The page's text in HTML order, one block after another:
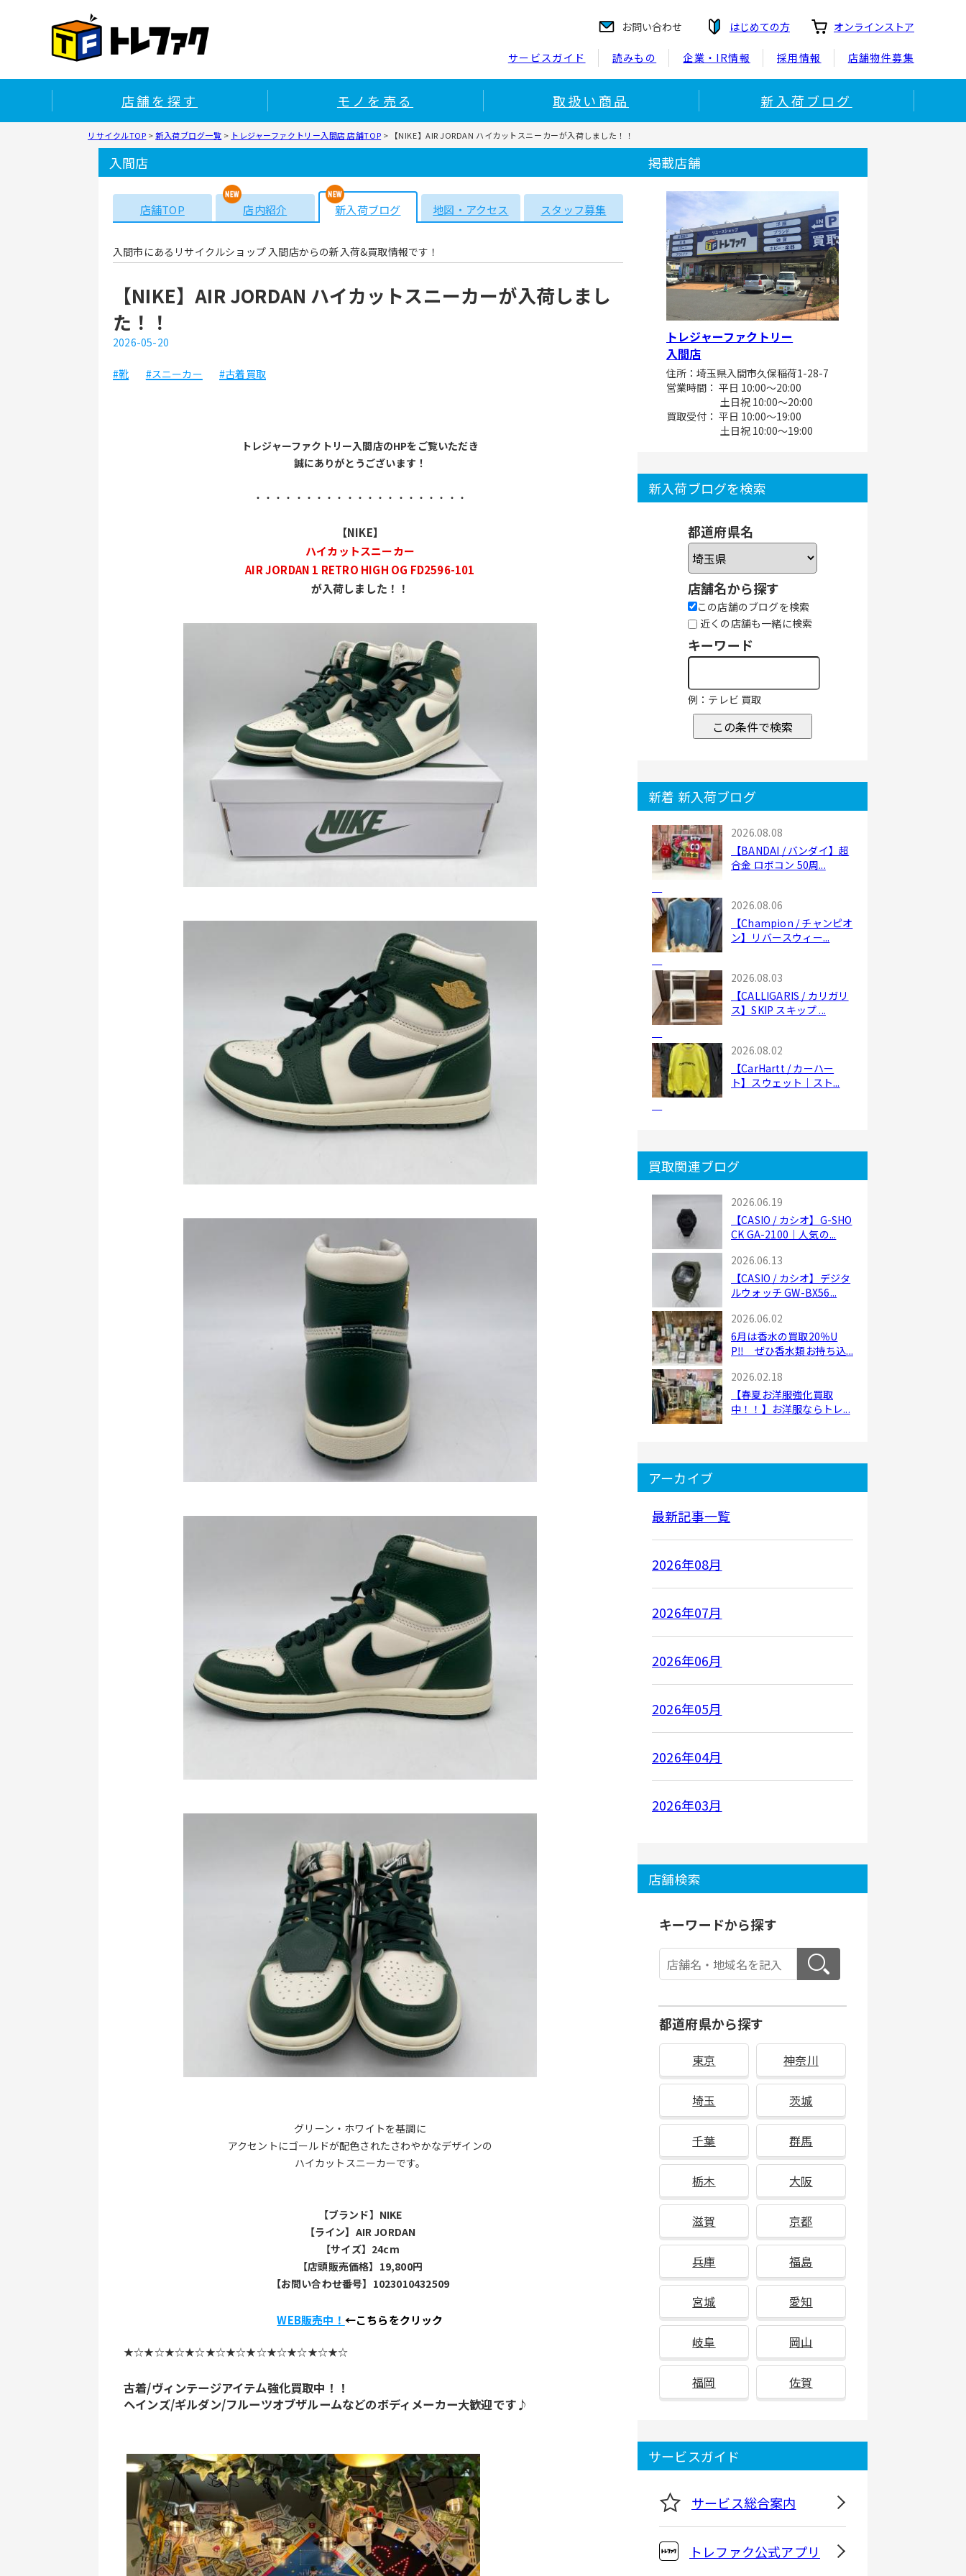
お問い合わせ はじめての方 オンラインストア
サービスガイド 読みもの 企業・IR情報 採用情報 店舗物件募集
店舗を探す モノを売る 取扱い商品 新入荷ブログ
リサイクルTOP >新入荷ブログ一覧 > トレジャーファクトリー入間店 店舗TOP > 【NIKE】AIR JORDAN ハイカットスニーカーが入荷しました！！
入間店
店舗TOP 店内紹介 新入荷ブログ 地図・アクセス スタッフ募集
入間市にあるリサイクルショップ 入間店からの新入荷&買取情報です！
【NIKE】AIR JORDAN ハイカットスニーカーが入荷しまし
た！！
2026-05-20
#靴 #スニーカー #古着買取
トレジャーファクトリー入間店のHPをご覧いただき
誠にありがとうございます！
・・・・・・・・・・・・・・・・・・・・・
【NIKE】
ハイカットスニーカー
AIR JORDAN 1 RETRO HIGH OG FD2596-101
が入荷しました！！
グリーン・ホワイトを基調に
アクセントにゴールドが配色されたさわやかなデザインの
ハイカットスニーカーです。
【ブランド】NIKE
【ライン】AIR JORDAN
【サイズ】24cm
【店頭販売価格】19,800円
【お問い合わせ番号】1023010432509
WEB販売中！ ←こちらをクリック
★☆★☆★☆★☆★☆★☆★☆★☆★☆★☆★☆
古着/ヴィンテージアイテム強化買取中！！
ヘインズ/ギルダン/フルーツオブザルームなどのボディメーカー大歓迎です♪
掲載店舗
トレジャーファクトリー
入間店
住所：埼玉県入間市久保稲荷1-28-7
営業時間： 平日 10:00～20:00
土日祝 10:00～20:00
買取受付： 平日 10:00～19:00
土日祝 10:00～19:00
新入荷ブログを検索
都道府県名
店舗名から探す
この店舗のブログを検索
近くの店舗も一緒に検索
キーワード
例：テレビ 買取
この条件で検索
新着 新入荷ブログ
2026.08.08
【BANDAI / バンダイ】超
合金 ロボコン 50周...
2026.08.06
【Champion / チャンピオ
ン】リバースウィー...
2026.08.03
【CALLIGARIS / カリガリ
ス】SKIP スキップ ...
2026.08.02
【CarHartt / カーハー
ト】スウェット｜スト...
買取関連ブログ
2026.06.19
【CASIO / カシオ】G-SHO
CK GA-2100｜人気の...
2026.06.13
【CASIO / カシオ】デジタ
ルウォッチ GW-BX56...
2026.06.02
6月は香水の買取20％U
P‼ ぜひ香水類お持ち込...
2026.02.18
【春夏お洋服強化買取
中！！】お洋服ならトレ...
アーカイブ
最新記事一覧
2026年08月
2026年07月
2026年06月
2026年05月
2026年04月
2026年03月
店舗検索
キーワードから探す
都道府県から探す
東京 神奈川
埼玉 茨城
千葉 群馬
栃木 大阪
滋賀 京都
兵庫 福島
宮城 愛知
岐阜 岡山
福岡 佐賀
サービスガイド
サービス総合案内
トレファク公式アプリ